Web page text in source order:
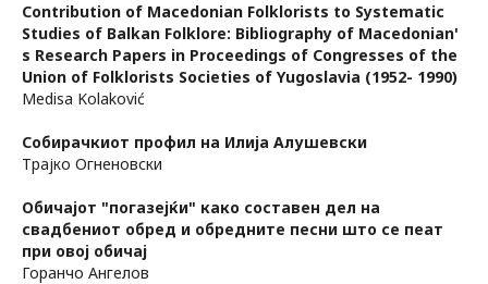
Contribution of Macedonian Folklorists to Systematic
Studies of Balkan Folklore: Bibliography of Macedonian'
ѕ Research Papers in Proceedings of Congresses of the
Union of Folklorists Societies of Yugoslavia (1952- 1990)
Medisa Kolaković
Собирачкиот профил на Илија Алушевски
Трајко Огненовски
Обичајот "погазејќи" како составен дел на
свадбениот обред и обредните песни што се пеат
при овој обичај
Горанчо Ангелов